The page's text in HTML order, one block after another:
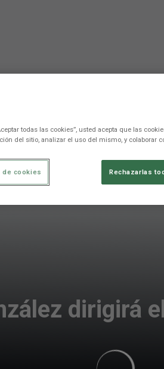
dirigirá
todas las cookies”, usted acepta que las
del sitio, analizar el uso del mismo, y colaborar
Rechazarlas
de cookies